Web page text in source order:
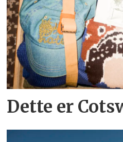
Dette er